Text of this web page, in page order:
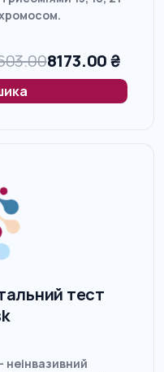
8173.00₴
тест
неінвазивний